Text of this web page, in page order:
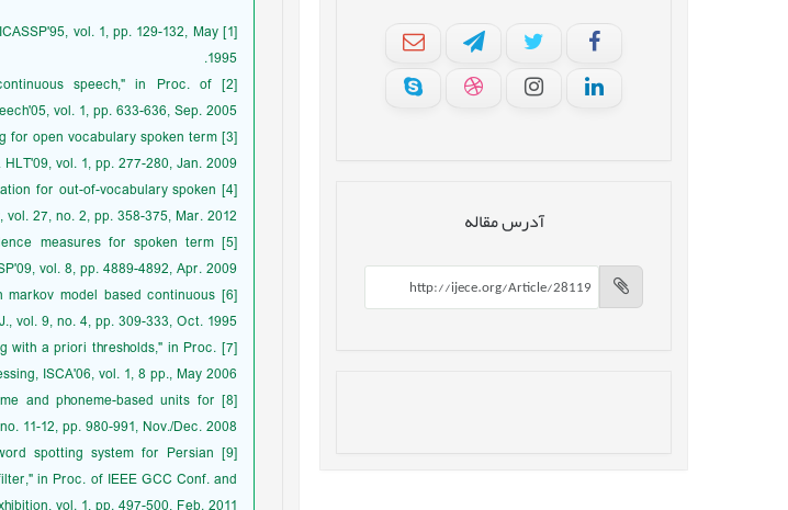
آدرس مقاله
vol. 1, pp. 129-132, May
1995.
speech," in Proc. of
vol. 1, pp. 633-636, Sep. 2005.
for open vocabulary spoken term
vol. 1, pp. 277-280, Jan. 2009.
for out-of-vocabulary spoken
27, no. 2, pp. 358-375, Mar. 2012.
measures for spoken term
vol. 8, pp. 4889-4892, Apr. 2009.
markov model based continuous
vol. 9, no. 4, pp. 309-333, Oct. 1995.
with a priori thresholds," in Proc.
ISCA'06, vol. 1, 8 pp., May 2006.
and phoneme-based units for
11-12, pp. 980-991, Nov./Dec. 2008.
spotting system for Persian
in Proc. of IEEE GCC Conf. and